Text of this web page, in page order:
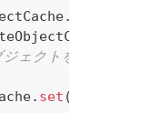
.
ェクトを作成します
. set (